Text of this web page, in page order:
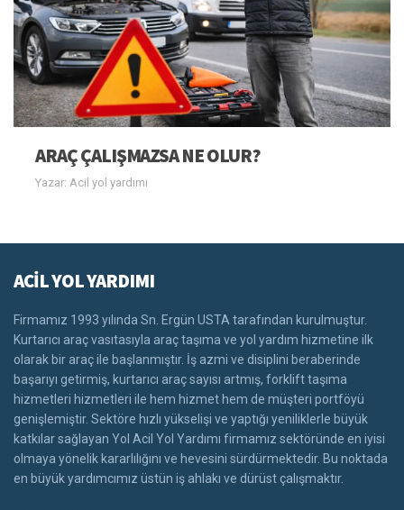
ARAÇ ÇALIŞMAZSA NE OLUR?
Yazar: Acil yol yardımı
ACİL YOL YARDIMI
Firmamız 1993 yılında Sn. Ergün USTA tarafından kurulmuştur.
Kurtarıcı araç vasıtasıyla araç taşıma ve yol yardım hizmetine ilk
olarak bir araç ile başlanmıştır. İş azmi ve disiplini beraberinde
başarıyı getirmiş, kurtarıcı araç sayısı artmış, forklift taşıma
hizmetleri hizmetleri ile hem hizmet hem de müşteri portföyü
genişlemiştir. Sektöre hızlı yükselişi ve yaptığı yeniliklerle büyük
katkılar sağlayan Yol Acil Yol Yardımı firmamız sektöründe en iyisi
olmaya yönelik kararlılığını ve hevesini sürdürmektedir. Bu noktada
en büyük yardımcımız üstün iş ahlakı ve dürüst çalışmaktır.